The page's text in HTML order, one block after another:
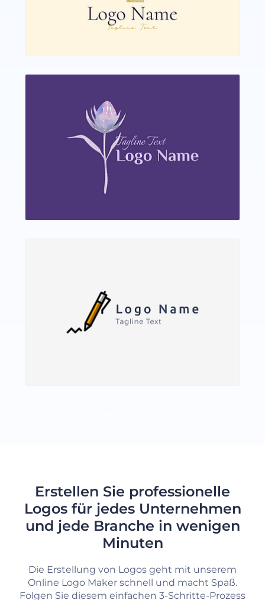
Erstellen Sie professionelle
Logos für jedes Unternehmen
und jede Branche in wenigen
Minuten
Die Erstellung von Logos geht mit unserem
Online Logo Maker schnell und macht Spaß.
Folgen Sie diesem einfachen 3-Schritte-Prozess